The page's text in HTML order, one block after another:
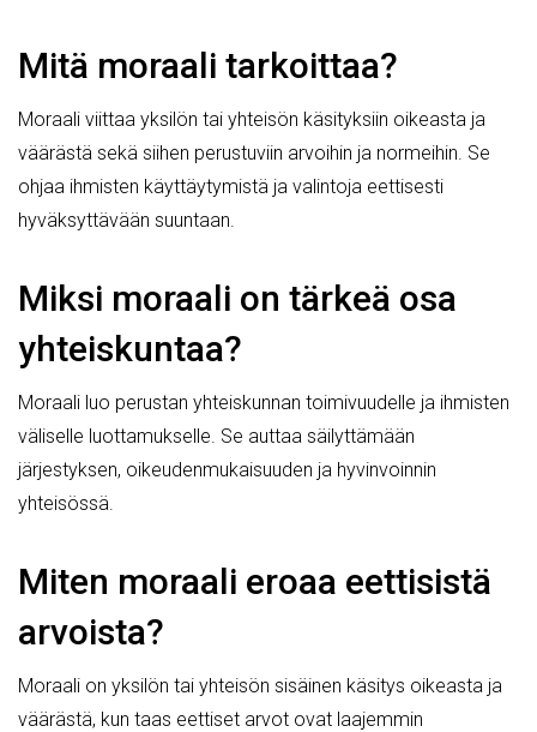
Mitä moraali tarkoittaa?
Moraali viittaa yksilön tai yhteisön käsityksiin oikeasta ja
väärästä sekä siihen perustuviin arvoihin ja normeihin. Se
ohjaa ihmisten käyttäytymistä ja valintoja eettisesti
hyväksyttävään suuntaan.
Miksi moraali on tärkeä osa
yhteiskuntaa?
Moraali luo perustan yhteiskunnan toimivuudelle ja ihmisten
väliselle luottamukselle. Se auttaa säilyttämään
järjestyksen, oikeudenmukaisuuden ja hyvinvoinnin
yhteisössä.
Miten moraali eroaa eettisistä
arvoista?
Moraali on yksilön tai yhteisön sisäinen käsitys oikeasta ja
väärästä, kun taas eettiset arvot ovat laajemmin